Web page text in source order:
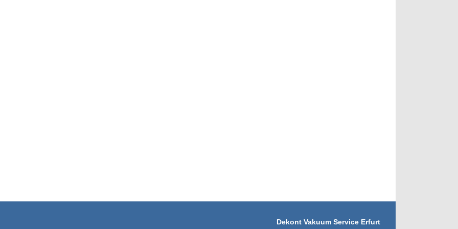
Dekont Vakuum Service Erfurt